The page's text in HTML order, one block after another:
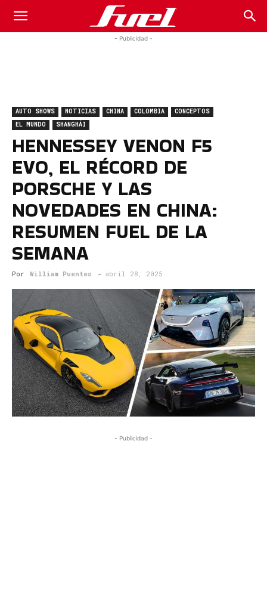
Fuel
Magazine
- Publicidad -
AUTO SHOWS NOTICIAS CHINA COLOMBIA
CONCEPTOS
EL MUNDO
SHANGHÁI
HENNESSEY VENON F5
EVO, EL RÉCORD DE
PORSCHE Y LAS
NOVEDADES EN CHINA:
RESUMEN FUEL DE LA
SEMANA
Por William Puentes - abril 28, 2025
- Publicidad -